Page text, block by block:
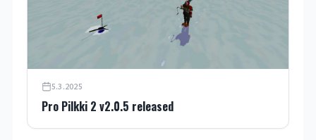
5.3.2025
Pro Pilkki 2 v2.0.5 released